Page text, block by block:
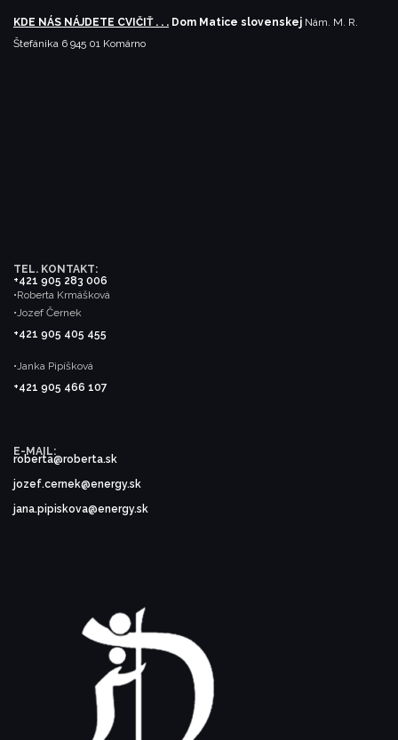
KDE NÁS NÁJDETE CVIČIŤ . . . Dom Matice slovenskej Nám. M. R.
Štefánika 6 945 01 Komárno
TEL. KONTAKT:
•Roberta Krmášková
+421 905 283 006
•Jozef Černek
+421 905 405 455
•Janka Pipíšková
+421 905 466 107
E-MAIL:
roberta@roberta.sk
jozef.cernek@energy.sk
jana.pipiskova@energy.sk